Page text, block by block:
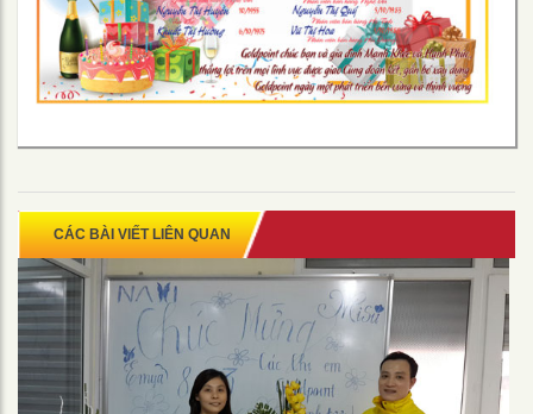
CÁC BÀI VIẾT LIÊN QUAN